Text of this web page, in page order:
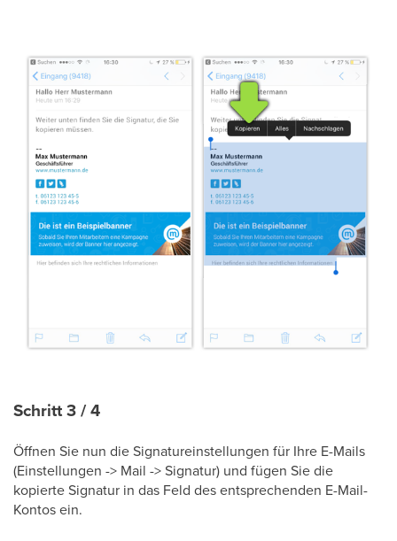
Schritt 3 / 4
Öffnen Sie nun die Signatureinstellungen für Ihre E-Mails
(Einstellungen -> Mail -> Signatur) und fügen Sie die
kopierte Signatur in das Feld des entsprechenden E-Mail-
Kontos ein.